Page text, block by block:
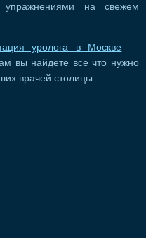
на свежем
уролога в Москве —
вы найдете все что нужно
врачей столицы.